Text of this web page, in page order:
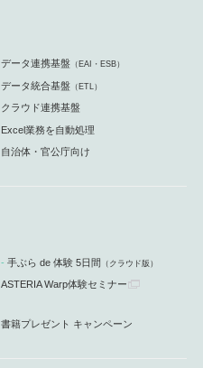
データ連携基盤 （EAI・ESB）
データ統合基盤 （ETL）
クラウド連携基盤
Excel業務を自動処理
自治体・官公庁向け
手ぶら de 体験 5日間 （クラウド版）
ASTERIA Warp体験セミナー
書籍プレゼント キャンペーン